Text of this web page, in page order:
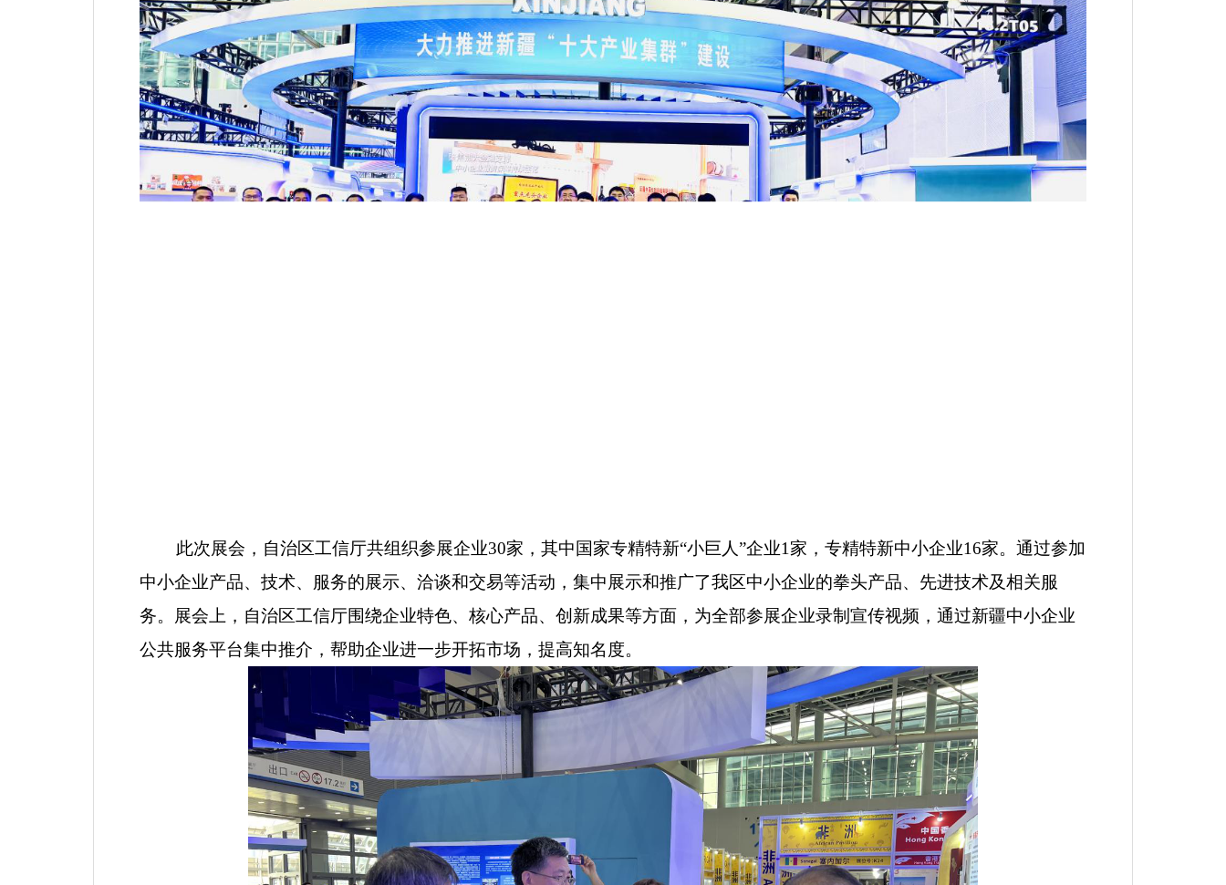
此次展会，自治区工信厅共组织参展企业30家，其中国家专精特新“小巨人”企业1 家 ，专精特新中小企业16家。通过参加
中小企业产品、技术、服务的展示、洽谈和交易等活动，集中展示和推广了我区中小企业的拳头产品、先进技术及相关服
务。展会上，自治区工信厅围绕企业特色、核心产品、创新成果等方面，为全部参展企业录制宣传视频，通过新疆中小企业
公共服务平台集中推介，帮助企业进一步开拓市场，提高知名度。